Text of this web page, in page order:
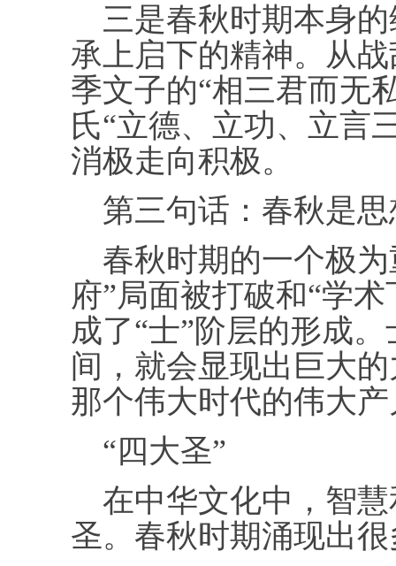
三是春秋时期本身的
承上启下的精神。从
季文子的“相三君而无
氏“立德、立功、立言
消极走向积极。
第三句话：春秋是思
春秋时期的一个极为
府”局面被打破和“学
成了“士”阶层的形成
间，就会显现出巨大
那个伟大时代的伟大
“四大圣”
在中华文化中，智慧
圣。春秋时期涌现出